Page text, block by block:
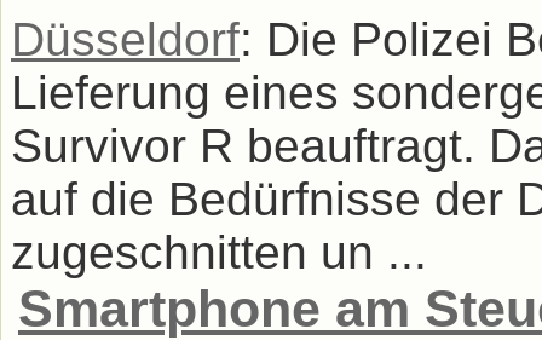
Düsseldorf: Die Polizei
Lieferung eines
Survivor R beauftragt.
auf die Bedürfnisse der
zugeschnitten un ...
Smartphone am